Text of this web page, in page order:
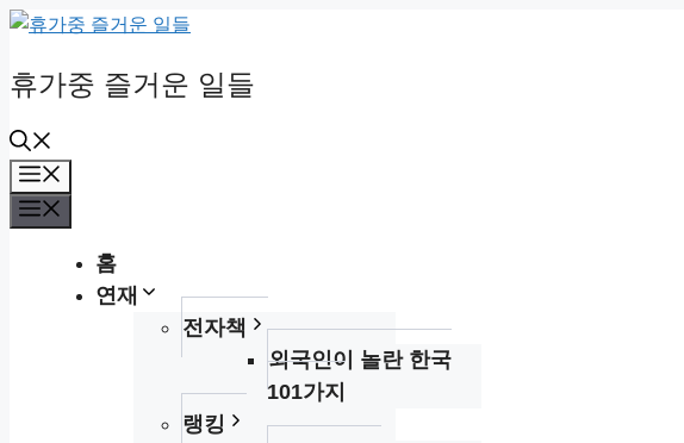
Skip
content
휴가중 즐거운 일들
홈
연재
전자책
외국인이 놀란 한국
101가지
랭킹